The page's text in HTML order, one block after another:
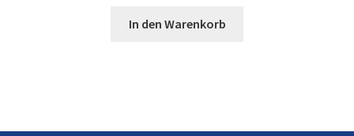
In den Warenkorb